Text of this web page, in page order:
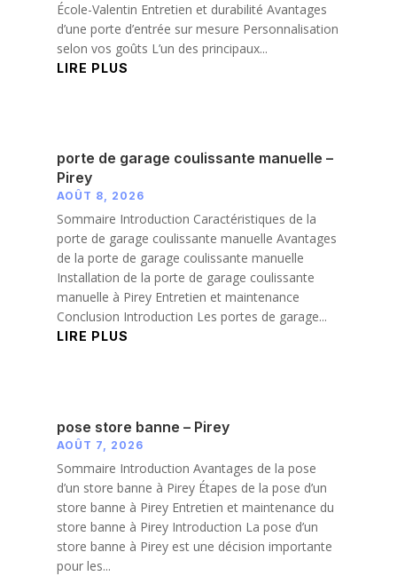
École-Valentin Entretien et durabilité Avantages
d’une porte d’entrée sur mesure Personnalisation
selon vos goûts L’un des principaux...
LIRE PLUS
porte de garage coulissante manuelle –
Pirey
AOÛT 8, 2026
Sommaire Introduction Caractéristiques de la
porte de garage coulissante manuelle Avantages
de la porte de garage coulissante manuelle
Installation de la porte de garage coulissante
manuelle à Pirey Entretien et maintenance
Conclusion Introduction Les portes de garage...
LIRE PLUS
pose store banne – Pirey
AOÛT 7, 2026
Sommaire Introduction Avantages de la pose
d’un store banne à Pirey Étapes de la pose d’un
store banne à Pirey Entretien et maintenance du
store banne à Pirey Introduction La pose d’un
store banne à Pirey est une décision importante
pour les...